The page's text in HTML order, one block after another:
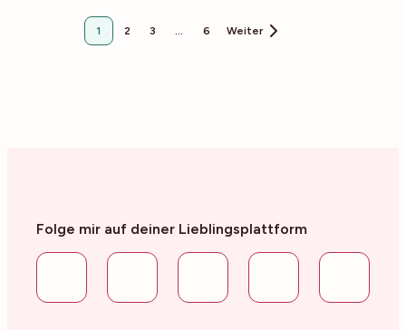
1 2 3 … 6 Weiter
Folge mir auf deiner Lieblingsplattform